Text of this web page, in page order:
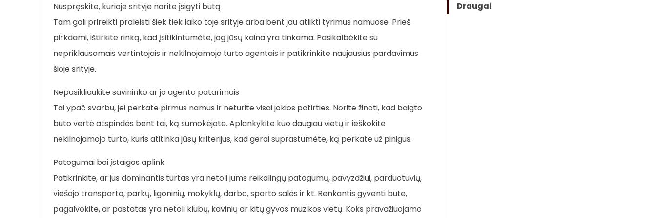
Nuspręskite, kurioje srityje norite įsigyti butą
Tam gali prireikti praleisti šiek tiek laiko toje srityje arba bent jau atlikti tyrimus namuose. Prieš
pirkdami, ištirkite rinką, kad įsitikintumėte, jog jūsų kaina yra tinkama. Pasikalbėkite su
nepriklausomais vertintojais ir nekilnojamojo turto agentais ir patikrinkite naujausius pardavimus
šioje srityje.
Nepasikliaukite savininko ar jo agento patarimais
Tai ypač svarbu, jei perkate pirmus namus ir neturite visai jokios patirties. Norite žinoti, kad baigto
buto vertė atspindės bent tai, ką sumokėjote. Aplankykite kuo daugiau vietų ir ieškokite
nekilnojamojo turto, kuris atitinka jūsų kriterijus, kad gerai suprastumėte, ką perkate už pinigus.
Patogumai bei įstaigos aplink
Patikrinkite, ar jus dominantis turtas yra netoli jums reikalingų patogumų, pavyzdžiui, parduotuvių,
viešojo transporto, parkų, ligoninių, mokyklų, darbo, sporto salės ir kt. Renkantis gyventi bute,
pagalvokite, ar pastatas yra netoli klubų, kavinių ar kitų gyvos muzikos vietų. Koks pravažiuojamo
Draugai